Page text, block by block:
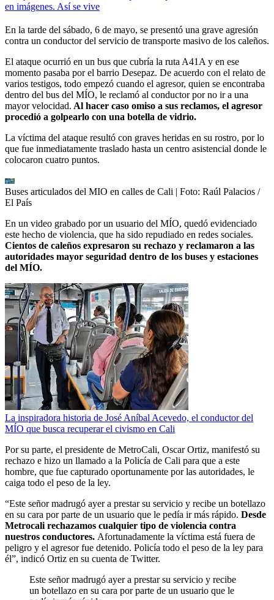
en imágenes. Así se vive
En la tarde del sábado, 6 de mayo, se presentó una grave agresión
contra un conductor del servicio de transporte masivo de los caleños.
El ataque ocurrió en un bus que cubría la ruta A41A y en ese
momento pasaba por el barrio Desepaz. De acuerdo con el relato de
varios testigos, todo empezó cuando el agresor, quien se encontraba
dentro del bus del MÍO, le reclamó al conductor por no ir a una
mayor velocidad. Al hacer caso omiso a sus reclamos, el agresor
procedió a golpearlo con una botella de vidrio.
La víctima del ataque resultó con graves heridas en su rostro, por lo
que fue inmediatamente traslado hasta un centro asistencial donde le
colocaron cuatro puntos.
Buses articulados del MIO en calles de Cali | Foto: Raúl Palacios /
El País
En un video grabado por un usuario del MÍO, quedó evidenciado
este hecho de violencia, que ha sido repudiado en redes sociales.
Cientos de caleños expresaron su rechazo y reclamaron a las
autoridades mayor seguridad dentro de los buses y estaciones
del MÍO.
La inspiradora historia de José Aníbal Acevedo, el conductor del
MÍO que busca recuperar el civismo en Cali
Por su parte, el presidente de MetroCali, Oscar Ortiz, manifestó su
rechazo e hizo un llamado a la Policía de Cali para que a este
hombre, que fue capturado oportunamente por las autoridades, le
caiga todo el peso de la ley.
“Este señor madrugó ayer a prestar su servicio y recibe un botellazo
en su cara por parte de un usuario que le pedía ir más rápido. Desde
Metrocali rechazamos cualquier tipo de violencia contra
nuestros conductores. Afortunadamente la víctima está fuera de
peligro y el agresor fue detenido. Policía todo el peso de la ley para
él”, indicó Ortiz en su cuenta de Twitter.
Este señor madrugó ayer a prestar su servicio y recibe
un botellazo en su cara por parte de un usuario que le